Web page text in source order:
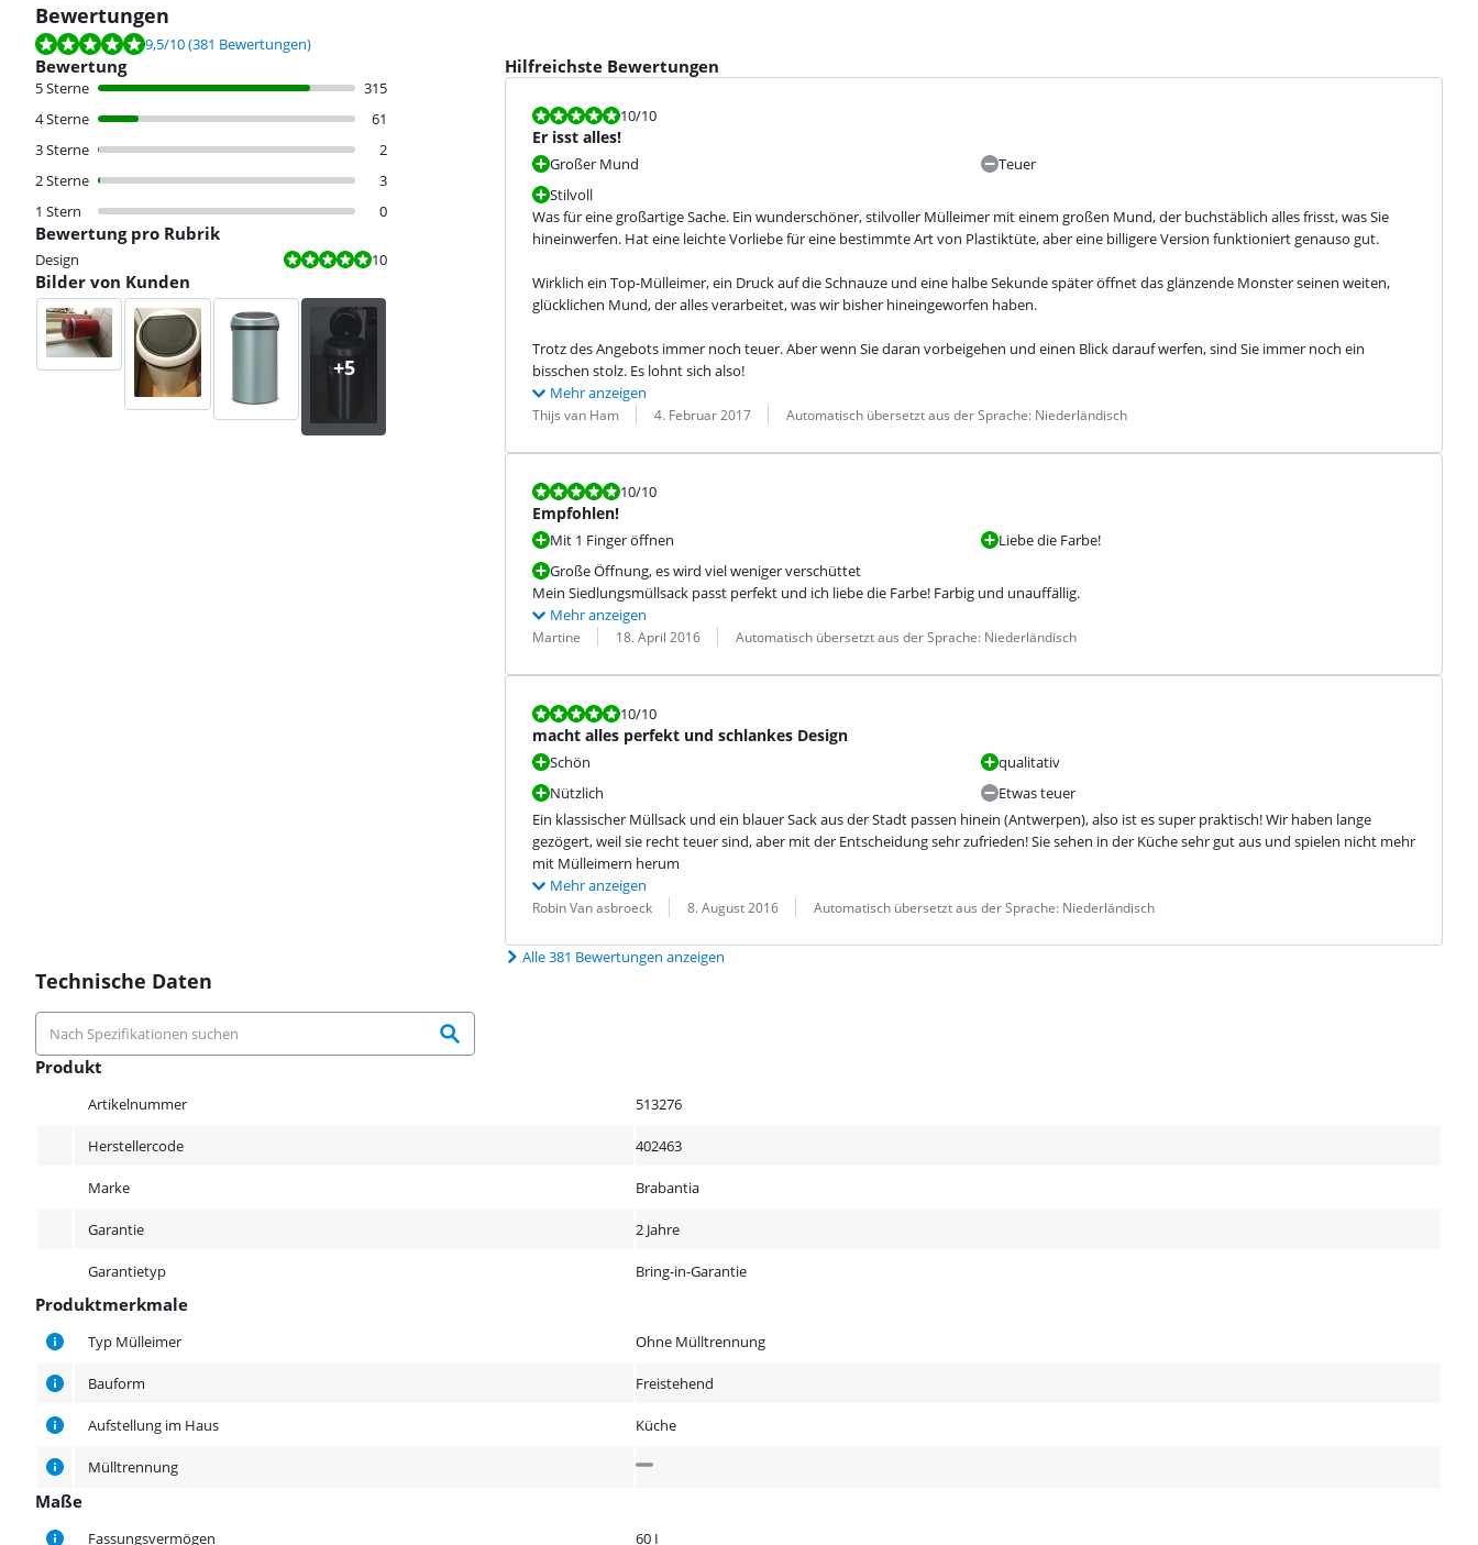
Bewertungen
Bewertet mit 9,5 von 10, basierend auf 381 Bewertungen.
9,5/10(381 Bewertungen)
Bewertung
5 Sterne
315
4 Sterne
61
3 Sterne
2
2 Sterne
3
1 Stern
0
Bewertung pro Rubrik
Design
Bewertet mit 10 von 10. 10
Bilder von Kunden
Hilfreichste Bewertungen
Bewertet mit 10 von 10.
10/10
Er isst alles!
Großer Mund
Stilvoll
Teuer
Was für eine großartige Sache. Ein wunderschöner, stilvoller Mülleimer mit einem großen Mund, der buchstäblich alles frisst, was Sie
hineinwerfen. Hat eine leichte Vorliebe für eine bestimmte Art von Plastiktüte, aber eine billigere Version funktioniert genauso gut.
Wirklich ein Top-Mülleimer, ein Druck auf die Schnauze und eine halbe Sekunde später öffnet das glänzende Monster seinen weiten,
glücklichen Mund, der alles verarbeitet, was wir bisher hineingeworfen haben.
Trotz des Angebots immer noch teuer. Aber wenn Sie daran vorbeigehen und einen Blick darauf werfen, sind Sie immer noch ein
bisschen stolz. Es lohnt sich also!
Mehr anzeigen
Bewertung von:
Thijs van Ham
Datum: 4. Februar 2017
Übersetzung: Automatisch übersetzt aus der Sprache: Niederländisch
Bewertet mit 10 von 10.
10/10
Empfohlen!
Mit 1 Finger öffnen
Große Öffnung, es wird viel weniger verschüttet
Liebe die Farbe!
Mein Siedlungsmüllsack passt perfekt und ich liebe die Farbe! Farbig und unauffällig.
Mehr anzeigen
Bewertung von:
Martine
Datum: 18. April 2016
Übersetzung: Automatisch übersetzt aus der Sprache: Niederländisch
Bewertet mit 10 von 10.
10/10
macht alles perfekt und schlankes Design
Schön
Nützlich
qualitativ
Etwas teuer
Ein klassischer Müllsack und ein blauer Sack aus der Stadt passen hinein (Antwerpen), also ist es super praktisch! Wir haben lange
gezögert, weil sie recht teuer sind, aber mit der Entscheidung sehr zufrieden! Sie sehen in der Küche sehr gut aus und spielen nicht mehr
mit Mülleimern herum
Mehr anzeigen
Bewertung von:
Robin Van asbroeck
Datum: 8. August 2016
Übersetzung: Automatisch übersetzt aus der Sprache: Niederländisch
Alle 381 Bewertungen anzeigen
Technische Daten
Produkt
Artikelnummer 513276
Herstellercode 402463
Marke Brabantia
Garantie 2 Jahre
Garantietyp Bring-in-Garantie
Produktmerkmale
Produktmerkmale
Typ Mülleimer Ohne Mülltrennung
Bauform Freistehend
Aufstellung im Haus Küche
Mülltrennung
Maße
Fassungsvermögen 60 I